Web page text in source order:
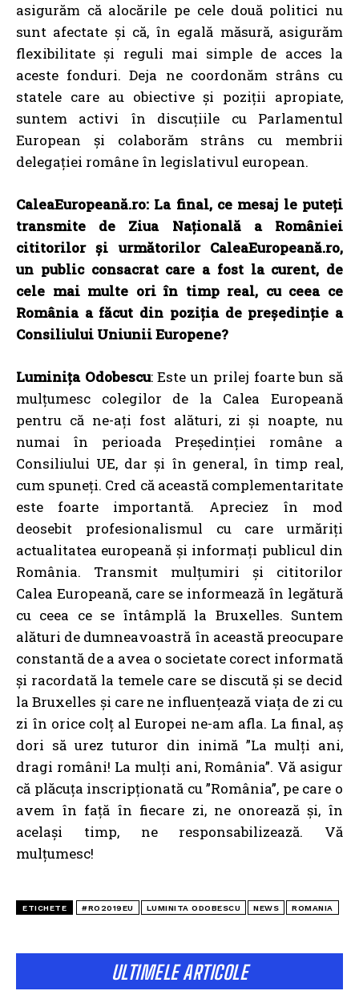
asigurăm că alocările pe cele două politici nu
sunt afectate și că, în egală măsură, asigurăm
flexibilitate și reguli mai simple de acces la
aceste fonduri. Deja ne coordonăm strâns cu
statele care au obiective și poziții apropiate,
suntem activi în discuțiile cu Parlamentul
European și colaborăm strâns cu membrii
delegației române în legislativul european.
CaleaEuropeană.ro: La final, ce mesaj le puteți
transmite de Ziua Națională a României
cititorilor și următorilor CaleaEuropeană.ro,
un public consacrat care a fost la curent, de
cele mai multe ori în timp real, cu ceea ce
România a făcut din poziția de președinție a
Consiliului Uniunii Europene?
Luminița Odobescu: Este un prilej foarte bun să
mulțumesc colegilor de la Calea Europeană
pentru că ne-ați fost alături, zi și noapte, nu
numai în perioada Președinției române a
Consiliului UE, dar și în general, în timp real,
cum spuneți. Cred că această complementaritate
este foarte importantă. Apreciez în mod
deosebit profesionalismul cu care urmăriți
actualitatea europeană și informați publicul din
România. Transmit mulțumiri și cititorilor
Calea Europeană, care se informează în legătură
cu ceea ce se întâmplă la Bruxelles. Suntem
alături de dumneavoastră în această preocupare
constantă de a avea o societate corect informată
și racordată la temele care se discută și se decid
la Bruxelles și care ne influențează viața de zi cu
zi în orice colț al Europei ne-am afla. La final, aș
dori să urez tuturor din inimă ”La mulți ani,
dragi români! La mulți ani, România”. Vă asigur
că plăcuța inscripționată cu ”România”, pe care o
avem în față în fiecare zi, ne onorează și, în
același timp, ne responsabilizează. Vă
mulțumesc!
ETICHETE #RO2019EU LUMINITA ODOBESCU NEWS ROMANIA
ULTIMELE ARTICOLE